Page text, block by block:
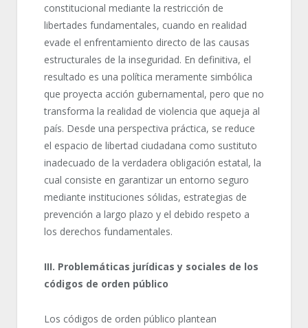
constitucional mediante la restricción de
libertades fundamentales, cuando en realidad
evade el enfrentamiento directo de las causas
estructurales de la inseguridad. En definitiva, el
resultado es una política meramente simbólica
que proyecta acción gubernamental, pero que no
transforma la realidad de violencia que aqueja al
país. Desde una perspectiva práctica, se reduce
el espacio de libertad ciudadana como sustituto
inadecuado de la verdadera obligación estatal, la
cual consiste en garantizar un entorno seguro
mediante instituciones sólidas, estrategias de
prevención a largo plazo y el debido respeto a
los derechos fundamentales.
III. Problemáticas jurídicas y sociales de los
códigos de orden público
Los códigos de orden público plantean